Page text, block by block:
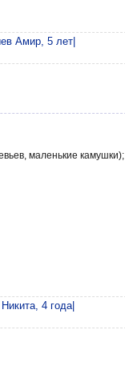
Амир, 5 лет|
маленькие камушки);
4 года|